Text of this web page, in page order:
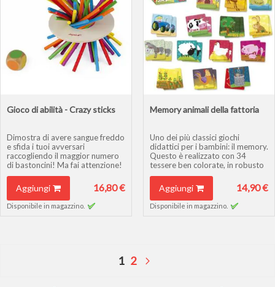
Gioco di abilità - Crazy sticks
Dimostra di avere sangue freddo
e sfida i tuoi avversari
raccogliendo il maggior numero
di bastoncini! Ma fai attenzione!
Se il disco tocca il tavolo, hai
perso!
Aggiungi 16,80 €
Disponibile in magazzino.
Memory animali della fattoria
Uno dei più classici giochi
didattici per i bambini: il memory.
Questo è realizzato con 34
tessere ben colorate, in robusto
cartone e dal tema fattoria.
Età: da 3 anni
Aggiungi 14,90 €
Disponibile in magazzino.
Pagina
Attualmente stai leggendo la
1 Pagina
2